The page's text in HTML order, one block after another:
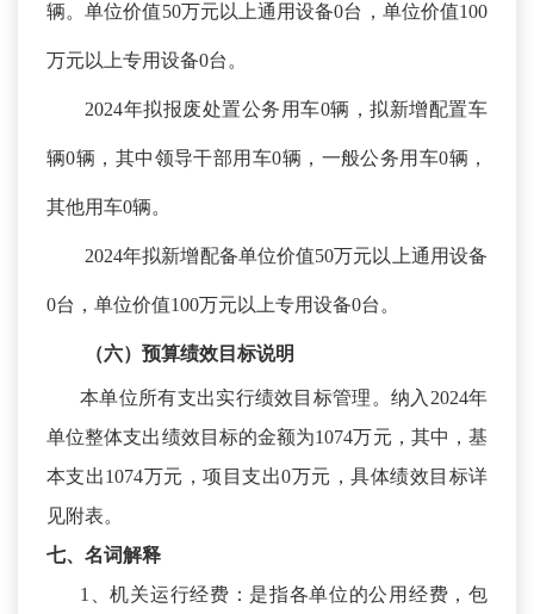
辆。单位价值50万元以上通用设备0台，单位价值100
万元以上专用设备0台。
2024年拟报废处置公务用车0辆，拟新增配置车
辆0辆，其中领导干部用车0辆，一般公务用车0辆，
其他用车0辆。
2024年拟新增配备单位价值50万元以上通用设备
0台，单位价值100万元以上专用设备0台。
（六）预算绩效目标说明
本单位所有支出实行绩效目标管理。纳入 2024年
单位整体支出绩效目标的金额为1074万元，其中，基
本支出1074万元，项目支出0万元，具体绩效目标详
见附表。
七、名词解释
1、机关运行经费：是指各单位的公用经费，包